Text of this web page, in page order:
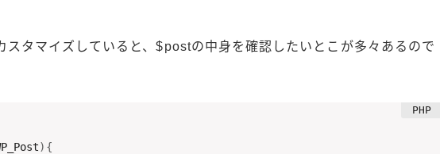
スタマイズしていると、$postの中身を確認したいとこが多々あるので
) {